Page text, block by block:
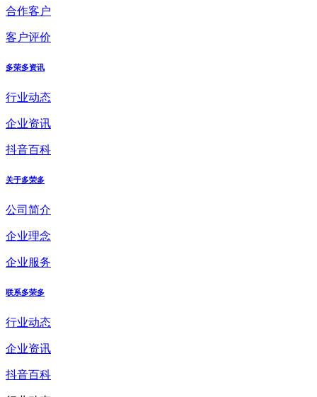
合作客户
客户评价
多荣多资讯
行业动态
企业资讯
抖音百科
关于多荣多
公司简介
企业理念
企业服务
联系多荣多
行业动态
企业资讯
抖音百科